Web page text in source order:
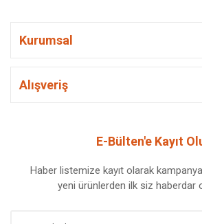
Kurumsal
Alışveriş
E-Bülten'e Kayıt
Haber listemize kayıt olarak
yeni ürünlerden ilk siz haberdar